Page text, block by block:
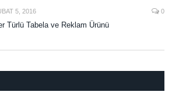
5, 2016 0
Türlü Tabela ve Reklam Ürünü